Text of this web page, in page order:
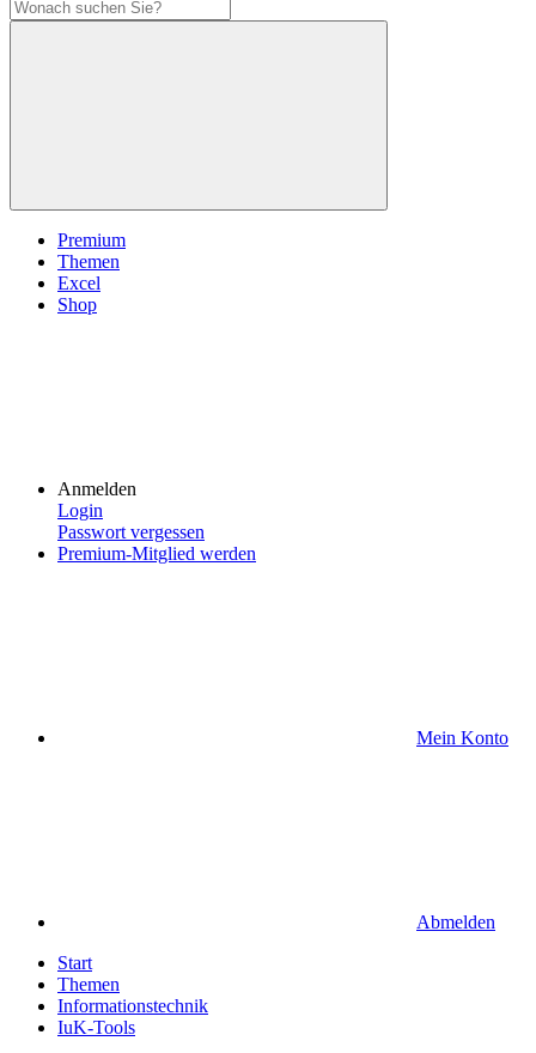
Premium
Themen
Excel
Shop
Anmelden
Login
Passwort vergessen
Premium-Mitglied werden
Mein Konto
Abmelden
Start
Themen
Informationstechnik
IuK-Tools